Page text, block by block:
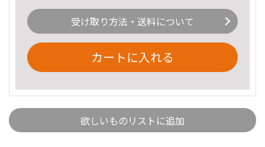
受け取り方法・送料について
カートに入れる
欲しいものリストに追加